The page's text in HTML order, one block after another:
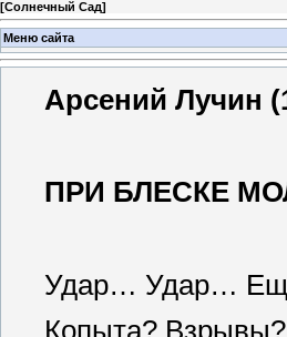
[Солнечный Сад]
Меню сайта
Арсений Лучин
ПРИ БЛЕСКЕ
Удар… Удар…